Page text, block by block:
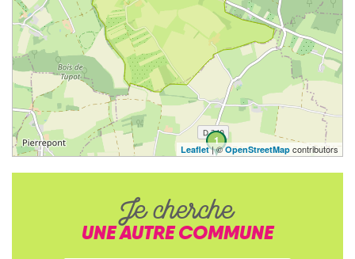
1
Leaflet| ©OpenStreetMap contributors
Je cherche
UNE AUTRE COMMUNE